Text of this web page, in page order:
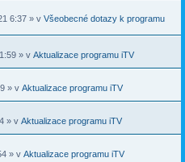
6:37 » v Všeobecné dotazy k programu
» v Aktualizace programu iTV
» v Aktualizace programu iTV
» v Aktualizace programu iTV
» v Aktualizace programu iTV